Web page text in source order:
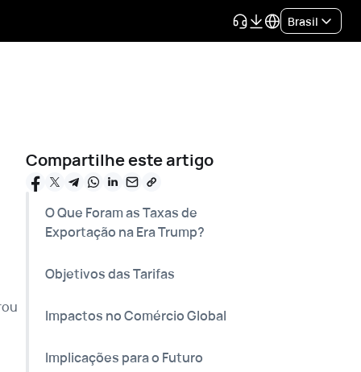
Brasil
Compartilhe este artigo
O Que Foram as Taxas de
Exportação na Era Trump?
Objetivos das Tarifas
Impactos no Comércio Global
Implicações para o Futuro